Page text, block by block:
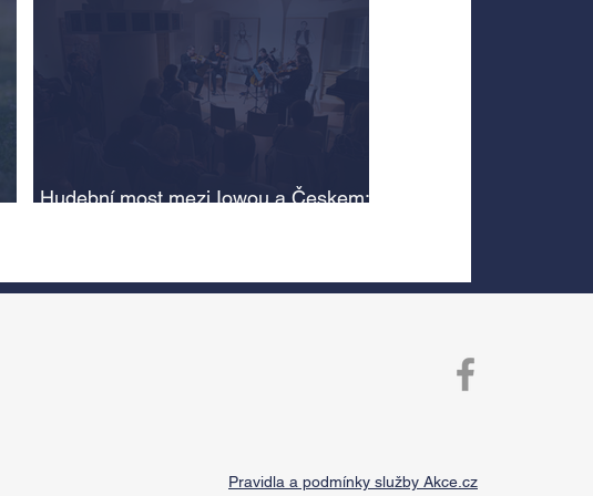
Hudební most mezi Iowou a Českem:
Pravidla a podmínky služby Akce.cz